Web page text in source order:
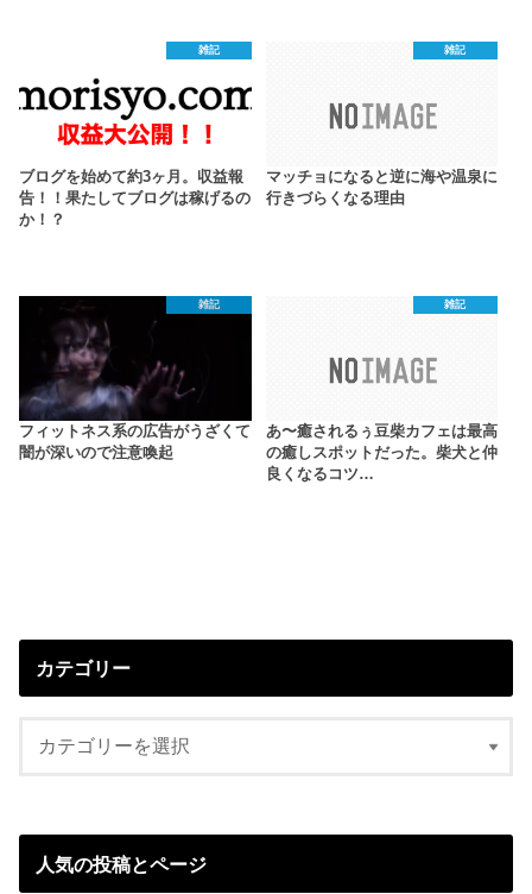
雑記
ブログを始めて約3ヶ月。収益報
告！！果たしてブログは稼げるの
か！？
雑記
マッチョになると逆に海や温泉に
行きづらくなる理由
雑記
フィットネス系の広告がうざくて
闇が深いので注意喚起
雑記
あ〜癒されるぅ豆柴カフェは最高
の癒しスポットだった。柴犬と仲
良くなるコツ…
カテゴリー
人気の投稿とページ